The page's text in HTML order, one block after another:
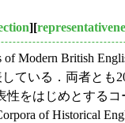
][
of Modern British
ている．両者と
をはじめとする
of Historical